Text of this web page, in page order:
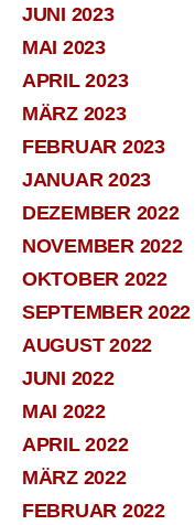
JUNI 2023
MAI 2023
APRIL 2023
MÄRZ 2023
FEBRUAR 2023
JANUAR 2023
DEZEMBER 2022
NOVEMBER 2022
OKTOBER 2022
SEPTEMBER 2022
AUGUST 2022
JUNI 2022
MAI 2022
APRIL 2022
MÄRZ 2022
FEBRUAR 2022